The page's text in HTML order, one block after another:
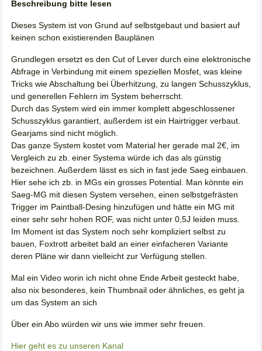
Beschreibung bitte lesen
Dieses System ist von Grund auf selbstgebaut und basiert auf
keinen schon existierenden Bauplänen
Grundlegen ersetzt es den Cut of Lever durch eine elektronische
Abfrage in Verbindung mit einem speziellen Mosfet, was kleine
Tricks wie Abschaltung bei Überhitzung, zu langen Schusszyklus,
und generellen Fehlern im System beherrscht.
Durch das System wird ein immer komplett abgeschlossener
Schusszyklus garantiert, außerdem ist ein Hairtrigger verbaut.
Gearjams sind nicht möglich.
Das ganze System kostet vom Material her gerade mal 2€, im
Vergleich zu zb. einer Systema würde ich das als günstig
bezeichnen. Außerdem lässt es sich in fast jede Saeg einbauen.
Hier sehe ich zb. in MGs ein grosses Potential. Man könnte ein
Saeg-MG mit diesen System versehen, einen selbstgefrästen
Trigger im Paintball-Desing hinzufügen und hätte ein MG mit
einer sehr sehr hohen ROF, was nicht unter 0,5J leiden muss.
Im Moment ist das System noch sehr kompliziert selbst zu
bauen, Foxtrott arbeitet bald an einer einfacheren Variante
deren Pläne wir dann vielleicht zur Verfügung stellen.
Mal ein Video worin ich nicht ohne Ende Arbeit gesteckt habe,
also nix besonderes, kein Thumbnail oder ähnliches, es geht ja
um das System an sich
Über ein Abo würden wir uns wie immer sehr freuen.
Hier geht es zu unseren Kanal